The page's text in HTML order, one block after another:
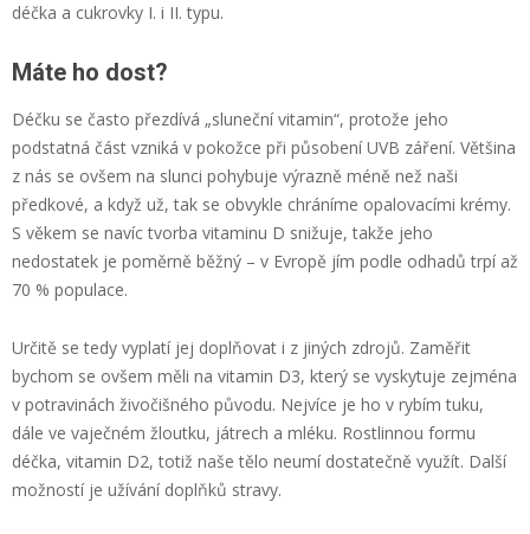
déčka a cukrovky I. i II. typu.
Máte ho dost?
Déčku se často přezdívá „sluneční vitamin“, protože jeho
podstatná část vzniká v pokožce při působení UVB záření. Většina
z nás se ovšem na slunci pohybuje výrazně méně než naši
předkové, a když už, tak se obvykle chráníme opalovacími krémy.
S věkem se navíc tvorba vitaminu D snižuje, takže jeho
nedostatek je poměrně běžný – v Evropě jím podle odhadů trpí až
70 % populace.
Určitě se tedy vyplatí jej doplňovat i z jiných zdrojů. Zaměřit
bychom se ovšem měli na vitamin D3, který se vyskytuje zejména
v potravinách živočišného původu. Nejvíce je ho v rybím tuku,
dále ve vaječném žloutku, játrech a mléku. Rostlinnou formu
déčka, vitamin D2, totiž naše tělo neumí dostatečně využít. Další
možností je užívání doplňků stravy.